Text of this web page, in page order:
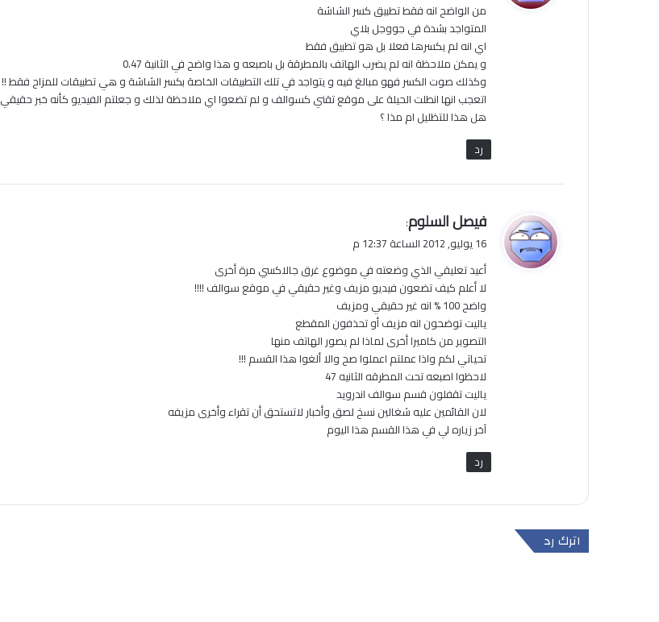
ل
من الواضح انه فقط تطبيق كسر الشاشة
المتواجد بشدة في جووجل بلاي
اي انه لم يكسرها فعلا بل هو تطبيق فقط
و يمكن ملاحظة انه لم يضرب الهاتف بالمطرقة بل باصبعه و هذا واضح في الثانية 0.47
وكذلك صوت الكسر فهو مبالغ فيه و يتواجد في تلك التطبيقات الخاصة بكسر الشاشة و هي تطبيقات للمزاح فقط !!
اتعجب انها انطلت الحيلة على موقع تقني كسوالف و لم تضعوا اي ملاحظة لذلك و جعلتم الفيديو كأنه خبر حقيقي
هل هذا للتظليل ام مذا ؟
رد
ي
ق
ل
فيصل السلوم:
16 يوليو, 2012 الساعة 12:37 م
أعيد تعليقي الذي وضعته في موضوع غرق جالاكسي مرة أخرى
لا أعلم كيف تضعون فيديو مزيف وغير حقيقي في موقع سوالف !!!!
واضح 100 % انه غير حقيقي ومزيف
ياليت توضحون انه مزيف أو تحذفون المقطع
التصوير من كاميرا أخرى لماذا لم يصور الهاتف منها
تحياتي لكم واذا عملتم اعملوا صح والا ألغوا هذا القسم !!!
لاحظوا اصبعه تحت المطرقه الثانيه 47
ياليت تقفلون قسم سوالف اندرويد
لان القائمين عليه شغالين نسخ لصق وأخبار لاتستحق أن تقراء وأخرى مزيفه
آخر زياره لي في هذا القسم هذا اليوم
رد
اترك رد